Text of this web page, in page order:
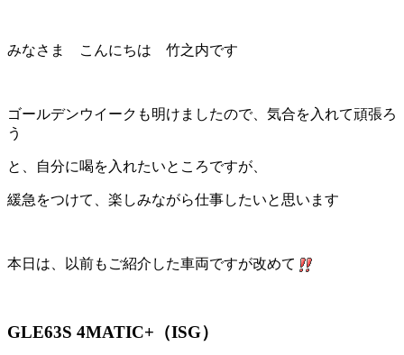
みなさま こんにちは 竹之内です
ゴールデンウイークも明けましたので、気合を入れて頑張ろ
う
と、自分に喝を入れたいところですが、
緩急をつけて、楽しみながら仕事したいと思います
本日は、以前もご紹介した車両ですが改めて
GLE63S 4MATIC+（ISG）